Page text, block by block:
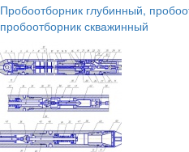
Пробоотборник глубинный,
пробоотборник скважинный